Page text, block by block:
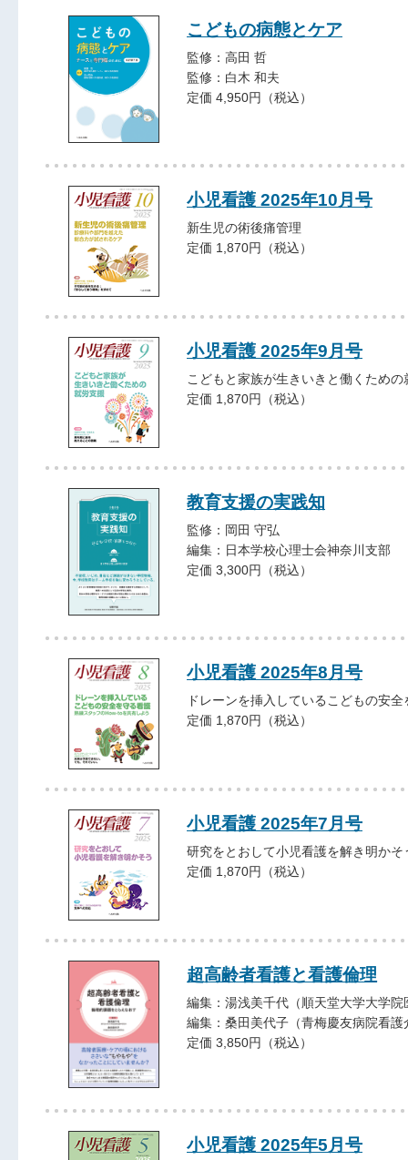
こどもの病態とケア
監修：高田 哲
監修：白木 和夫
定価 4,950円（税込）
小児看護 2025年10月号
新生児の術後痛管理
定価 1,870円（税込）
小児看護 2025年9月号
こどもと家族が生きいきと働くための
定価 1,870円（税込）
教育支援の実践知
監修：岡田 守弘
編集：日本学校心理士会神奈川支部
定価 3,300円（税込）
小児看護 2025年8月号
ドレーンを挿入しているこどもの安
定価 1,870円（税込）
小児看護 2025年7月号
研究をとおして小児看護を解き明かそ
定価 1,870円（税込）
超高齢者看護と看護倫理
編集：湯浅美千代（順天堂大学大学
編集：桑田美代子（青梅慶友病院看護
定価 3,850円（税込）
小児看護 2025年5月号